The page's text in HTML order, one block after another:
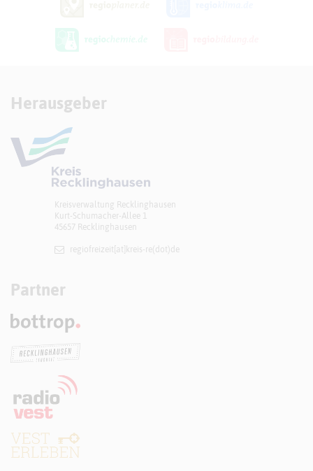
Herausgeber
Kreisverwaltung Recklinghausen
Kurt-Schumacher-Allee 1
45657 Recklinghausen
regiofreizeit[at]​kreis-re(dot)de
Partner